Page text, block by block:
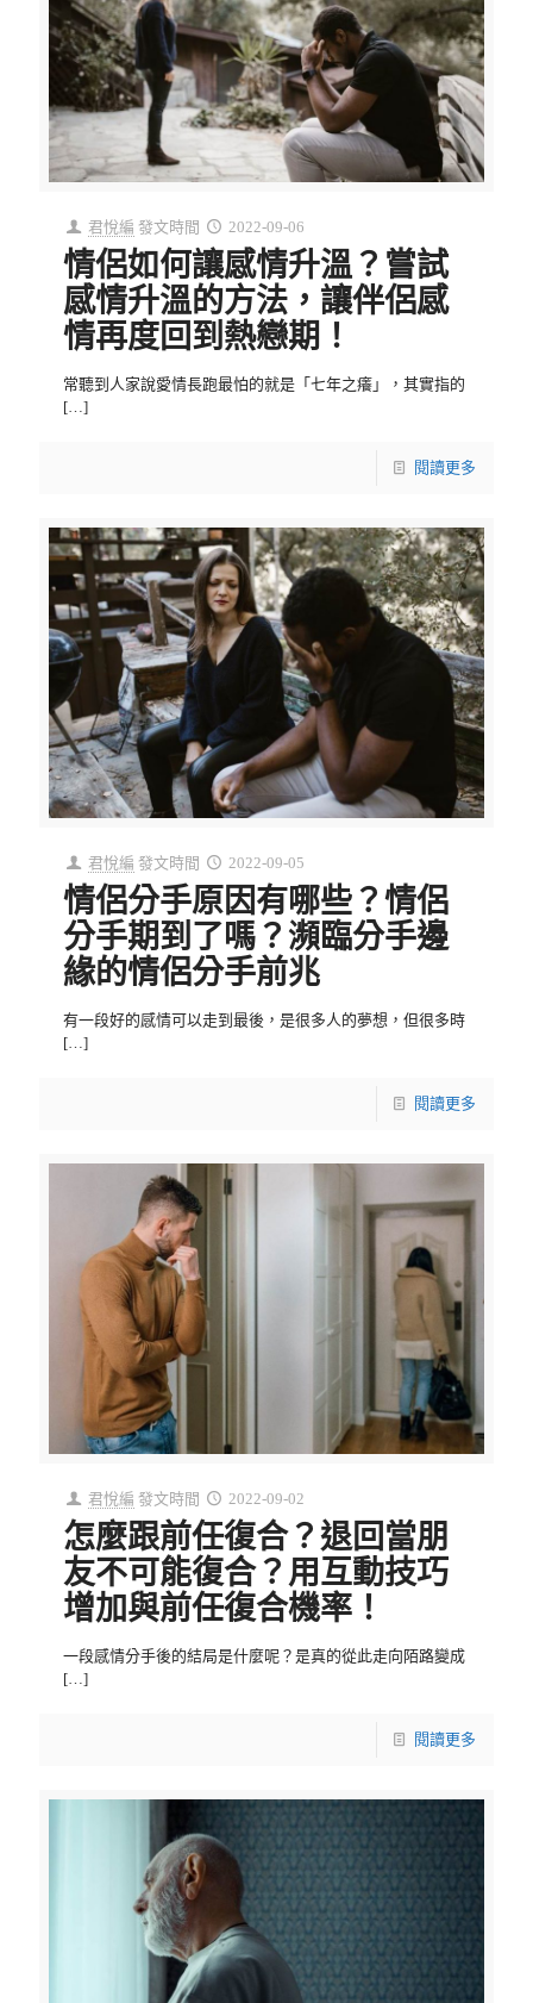
君悅編 發文時間 2022-09-06
情侶如何讓感情升溫？嘗試
感情升溫的方法，讓伴侶感
情再度回到熱戀期！
常聽到人家說愛情長跑最怕的就是「七年之癢」，其實指的
[…]
閱讀更多
君悅編 發文時間 2022-09-05
情侶分手原因有哪些？情侶
分手期到了嗎？瀕臨分手邊
緣的情侶分手前兆
有一段好的感情可以走到最後，是很多人的夢想，但很多時
[…]
閱讀更多
君悅編 發文時間 2022-09-02
怎麼跟前任復合？退回當朋
友不可能復合？用互動技巧
增加與前任復合機率！
一段感情分手後的結局是什麼呢？是真的從此走向陌路變成
[…]
閱讀更多